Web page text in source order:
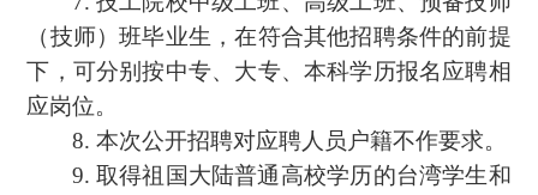
（技师）班毕业生，在符合其他招聘条件的前提
下，可分别按中专、大专、本科学历报名应聘相
应岗位。
8. 本次公开招聘对应聘人员户籍不作要求。
9. 取得祖国大陆普通高校学历的台湾学生和